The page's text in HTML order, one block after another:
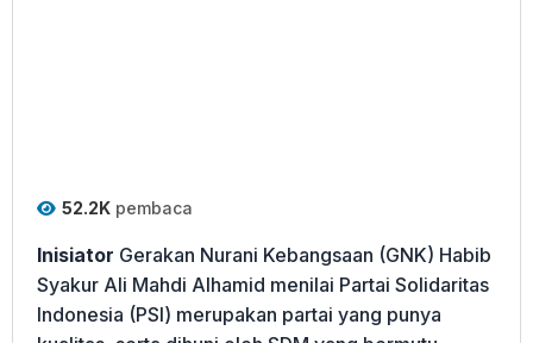
52.2K pembaca
Inisiator Gerakan Nurani Kebangsaan (GNK) Habib
Syakur Ali Mahdi Alhamid menilai Partai Solidaritas
Indonesia (PSI) merupakan partai yang punya